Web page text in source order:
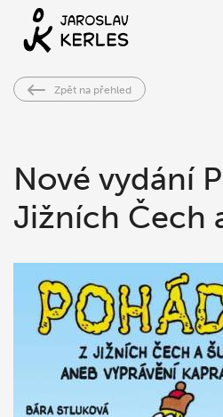
Zpět na přehled
Nové vydání
Jižních Čech